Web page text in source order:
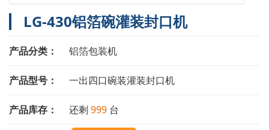
LG-430铝箔碗灌装封口机
产品分类： 铝箔包装机
产品型号： 一出四口碗装灌装封口机
产品库存： 还剩 999 台